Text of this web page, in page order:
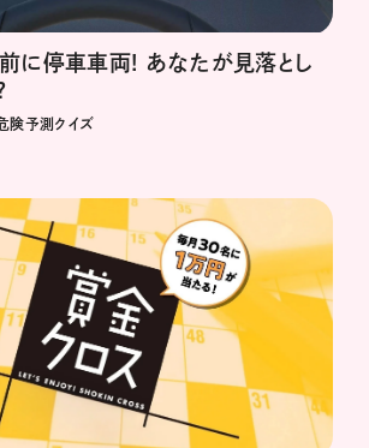
に停車車両! あなたが見落とし
険予測クイズ